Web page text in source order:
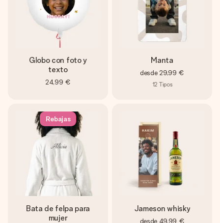
Globo con foto y
texto
24,99 €
Manta
desde 29,99 €
12 Tipos
Rebajas
Bata de felpa para
mujer
Jameson whisky
desde 49,99 €